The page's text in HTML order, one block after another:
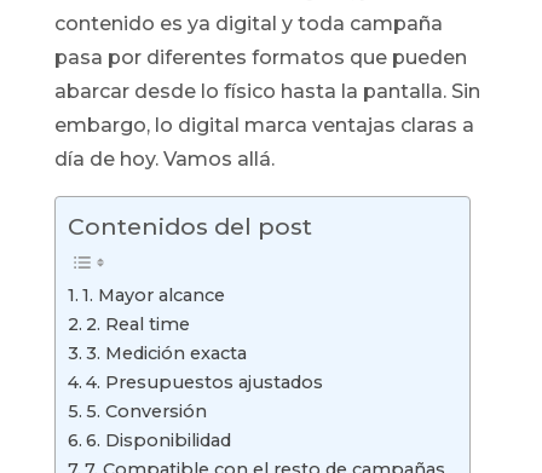
contenido es ya digital y toda campaña
pasa por diferentes formatos que pueden
abarcar desde lo físico hasta la pantalla. Sin
embargo, lo digital marca ventajas claras a
día de hoy. Vamos allá.
Contenidos del post
1. Mayor alcance
2. Real time
3. Medición exacta
4. Presupuestos ajustados
5. Conversión
6. Disponibilidad